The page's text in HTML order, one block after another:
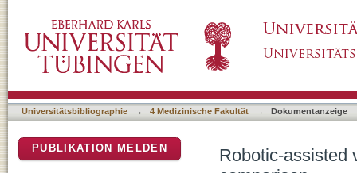
Universitätsbibliographie → 4 Medizinische Fakultät → Dokumentanzeige
Robotic-assisted
PUBLIKATION MELDEN